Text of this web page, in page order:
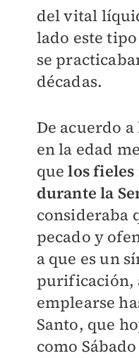
del vital
lado este
se
décadas.
De acuerdo
en la edad
quelos fieles
durante la
consideraba
pecado y
a que es un
purificación,
emplearse
Santo, que
como